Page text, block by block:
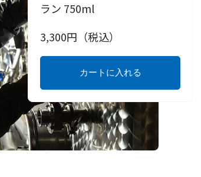
ラン 750ml
3,300円（税込）
カートに入れる